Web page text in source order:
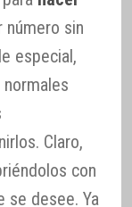
número sin
especial,
Claro,
con
se desee. Ya